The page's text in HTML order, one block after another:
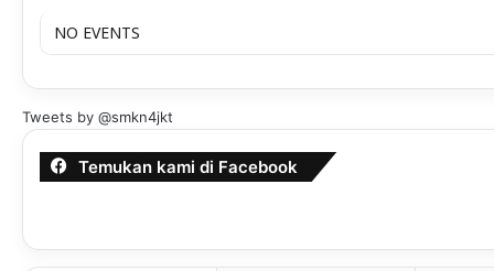
NO EVENTS
Tweets by @smkn4jkt
Temukan kami di Facebook